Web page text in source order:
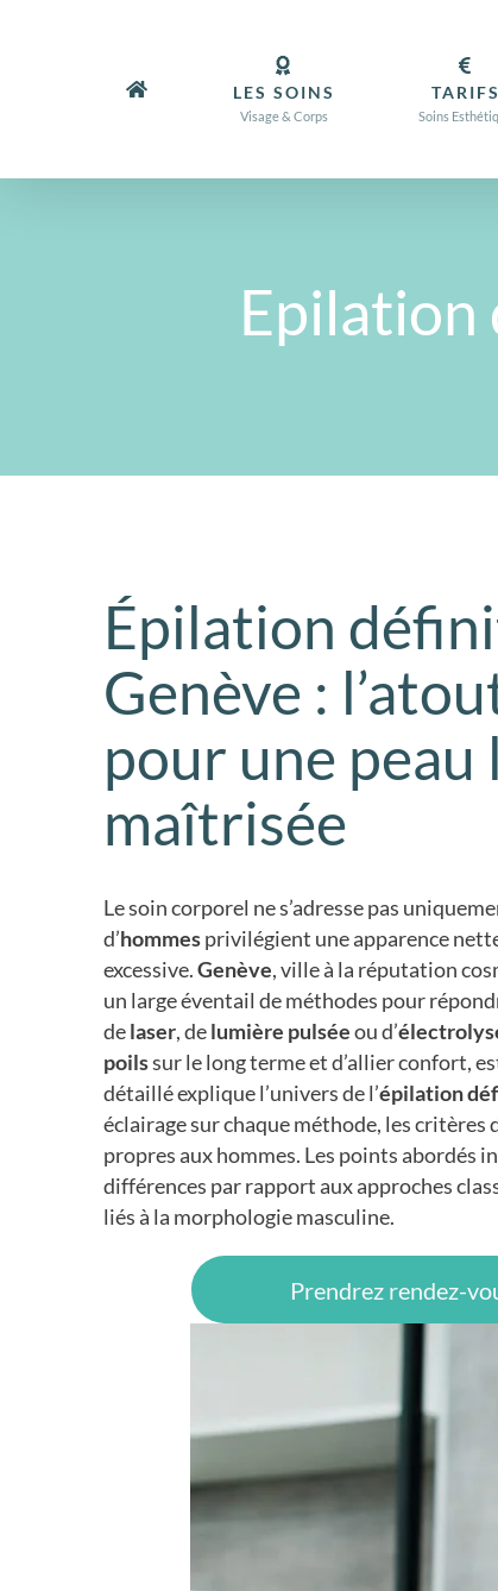
LES SOINS
Visage & Corps
TARIFS
Soins
Epilation
Épilation
Genève :
pour une peau
maîtrisée
Le soin corporel ne s’adresse pas
d’hommesprivilégient une apparence
excessive.Genève, ville à la réputation
un large éventail de méthodes pour
delaser, delumière pulséeou d’
poilssur le long terme et d’allier confort,
détaillé explique l’univers de l’épilation
éclairage sur chaque méthode, les critères
propres aux hommes. Les points abordés
différences par rapport aux approches
liés à la morphologie masculine.
Prendrez rendez-